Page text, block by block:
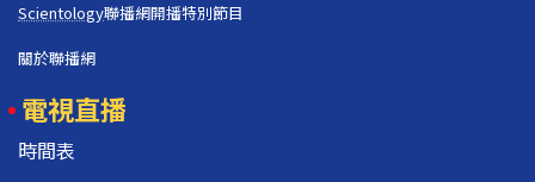
Scientology聯播網開播特別節目
關於聯播網
電視直播
時間表